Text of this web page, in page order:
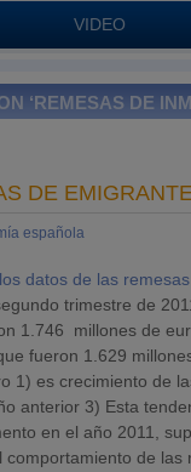
VIDEO
‘REMESAS DE
DE
española
datos de las
trimestre de
1.746 millones de
fueron 1.629
1) es crecimiento de
anterior 3) Esta
en el año 2011,
de las